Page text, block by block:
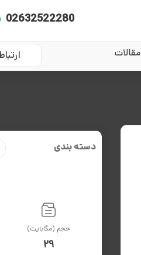
02632522280
مقالات
دسته بندی
حجم (مگابایت)
29